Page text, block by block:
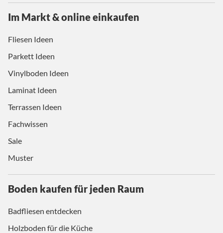
Im Markt & online einkaufen
Fliesen Ideen
Parkett Ideen
Vinylboden Ideen
Laminat Ideen
Terrassen Ideen
Fachwissen
Sale
Muster
Boden kaufen für jeden Raum
Badfliesen entdecken
Holzboden für die Küche